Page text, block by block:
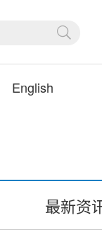
English
最新资